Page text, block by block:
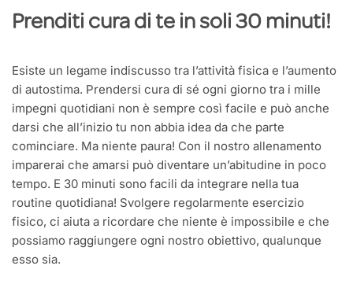
Prenditi cura di te in soli 30 minuti!
Esiste un legame indiscusso tra l’attività fisica e l’aumento
di autostima. Prendersi cura di sé ogni giorno tra i mille
impegni quotidiani non è sempre così facile e può anche
darsi che all’inizio tu non abbia idea da che parte
cominciare. Ma niente paura! Con il nostro allenamento
imparerai che amarsi può diventare un’abitudine in poco
tempo. E 30 minuti sono facili da integrare nella tua
routine quotidiana! Svolgere regolarmente esercizio
fisico, ci aiuta a ricordare che niente è impossibile e che
possiamo raggiungere ogni nostro obiettivo, qualunque
esso sia.